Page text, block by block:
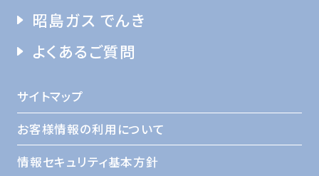
昭島ガス でんき
よくあるご質問
サイトマップ
お客様情報の利用について
情報セキュリティ基本方針